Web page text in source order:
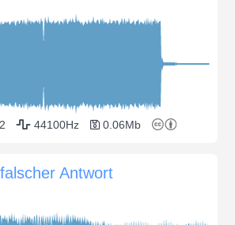
44100Hz 0.06Mb
Antwort